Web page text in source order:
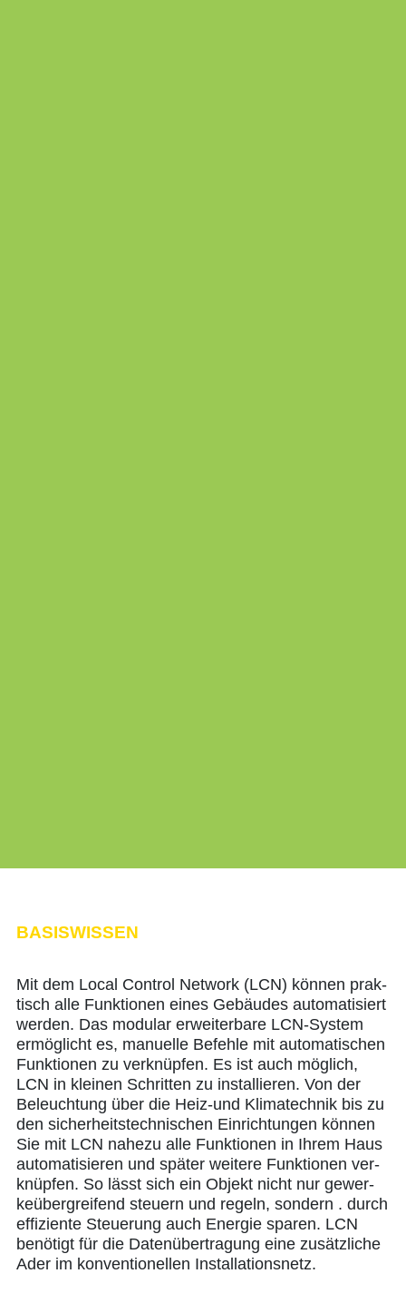
BASISWISSEN
Mit dem Local Con­trol Net­work (LCN) kön­nen prak­
tisch alle Funk­tio­nen eines Gebäu­des auto­ma­ti­siert
wer­den. Das modu­lar erwei­ter­ba­re LCN-Sys­tem
ermög­licht es, manu­el­le Befeh­le mit auto­ma­ti­schen
Funk­tio­nen zu ver­knüp­fen. Es ist auch mög­lich,
LCN in klei­nen Schrit­ten zu instal­lie­ren. Von der
Beleuch­tung über die Heiz-und Kli­ma­tech­nik bis zu
den sicher­heits­tech­ni­schen Ein­rich­tun­gen kön­nen
Sie mit LCN nahe­zu alle Funk­tio­nen in Ihrem Haus
auto­ma­ti­sie­ren und spä­ter wei­te­re Funk­tio­nen ver­
knüp­fen. So lässt sich ein Objekt nicht nur gewer­
ke­über­grei­fend steu­ern und regeln, son­dern . durch
effi­zi­en­te Steue­rung auch Ener­gie spa­ren. LCN
benö­tigt für die Daten­über­tra­gung eine zusätz­li­che
Ader im kon­ven­tio­nel­len Installationsnetz.